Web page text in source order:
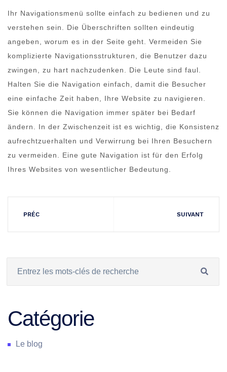
Ihr Navigationsmenü sollte einfach zu bedienen und zu
verstehen sein. Die Überschriften sollten eindeutig
angeben, worum es in der Seite geht. Vermeiden Sie
komplizierte Navigationsstrukturen, die Benutzer dazu
zwingen, zu hart nachzudenken. Die Leute sind faul.
Halten Sie die Navigation einfach, damit die Besucher
eine einfache Zeit haben, Ihre Website zu navigieren.
Sie können die Navigation immer später bei Bedarf
ändern. In der Zwischenzeit ist es wichtig, die Konsistenz
aufrechtzuerhalten und Verwirrung bei Ihren Besuchern
zu vermeiden. Eine gute Navigation ist für den Erfolg
Ihres Websites von wesentlicher Bedeutung.
PRÉC SUIVANT
Catégorie
Le blog